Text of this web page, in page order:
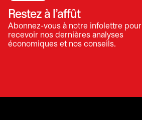
Restez à l’affût
Abonnez-vous à notre infolettre pour
recevoir nos dernières analyses
économiques et nos conseils.